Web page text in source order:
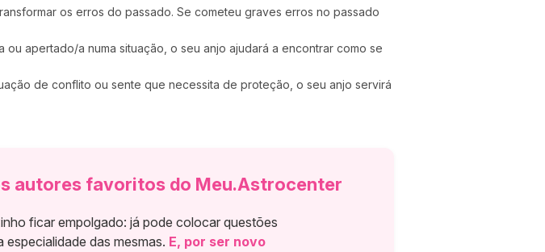
os erros do passado. Se cometeu graves erros no passado
apertado/a numa situação, o seu anjo ajudará a encontrar como se
de conflito ou sente que necessita de proteção, o seu anjo servirá
autores favoritos do Meu.Astrocenter
ficar empolgado: já pode colocar questões
das mesmas. E, por ser novo